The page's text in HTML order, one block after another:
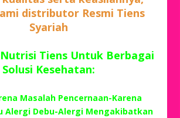
distributor Resmi Tiens
Syariah
Tiens Untuk Berbagai
Solusi Kesehatan:
Masalah Pencernaan-Karena
Alergi Debu-Alergi Mengakibatkan